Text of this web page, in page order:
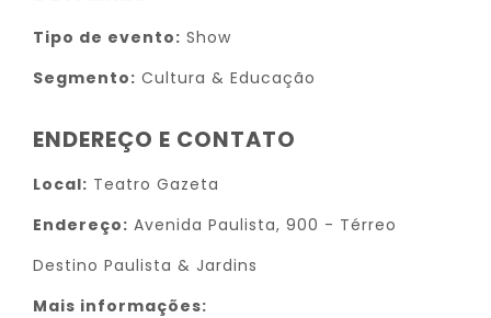
Tipo de evento: Show
Segmento: Cultura & Educação
ENDEREÇO E CONTATO
Local: Teatro Gazeta
Endereço: Avenida Paulista, 900 - Térreo
Destino Paulista & Jardins
Mais informações: